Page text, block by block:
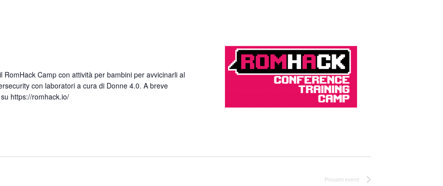
RomHack Camp con attività per bambini per avvicinarli al
con laboratori a cura di Donne 4.0. A breve
https://romhack.io/
Prossimi eventi